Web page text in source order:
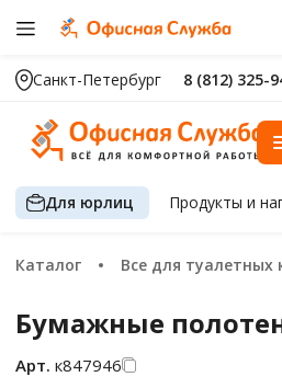
Санкт-Петербург 8 (812) 325-
Для юрлиц Продуктыи
Каталог Все для туалетных
Бумажные
Арт. к847946